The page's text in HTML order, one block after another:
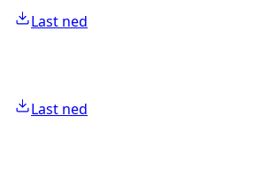
Last ned
Last ned